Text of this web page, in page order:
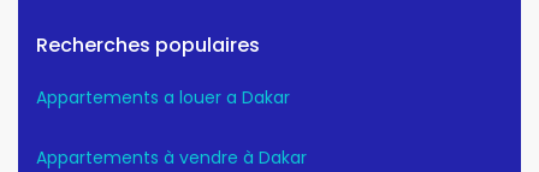
Recherches populaires
Appartements a louer a Dakar
Appartements à vendre à Dakar